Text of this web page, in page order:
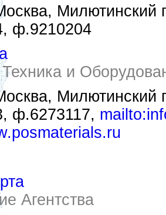
Милютинский
ф.9210204
Техника и
Милютинский
ф.6273117,
Агентства